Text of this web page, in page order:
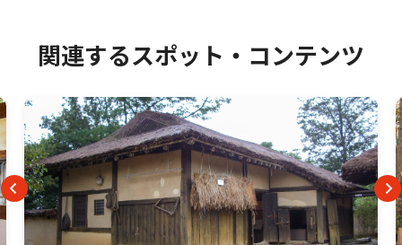
関連するスポット・コンテンツ